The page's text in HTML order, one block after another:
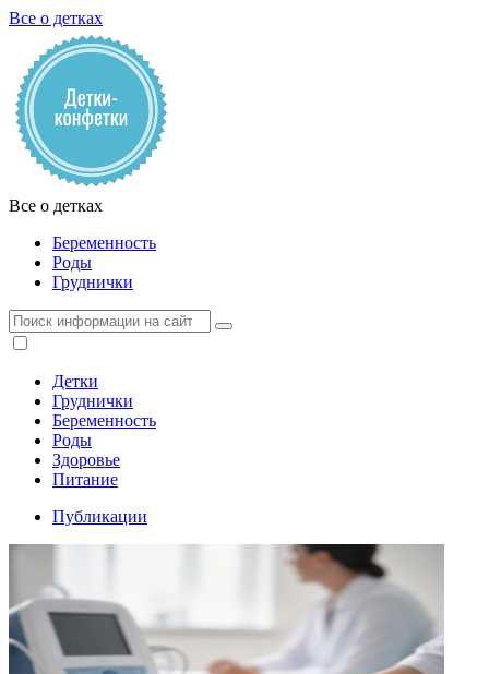
Все о детках
Все о детках
Беременность
Роды
Груднички
Детки
Груднички
Беременность
Роды
Здоровье
Питание
Публикации